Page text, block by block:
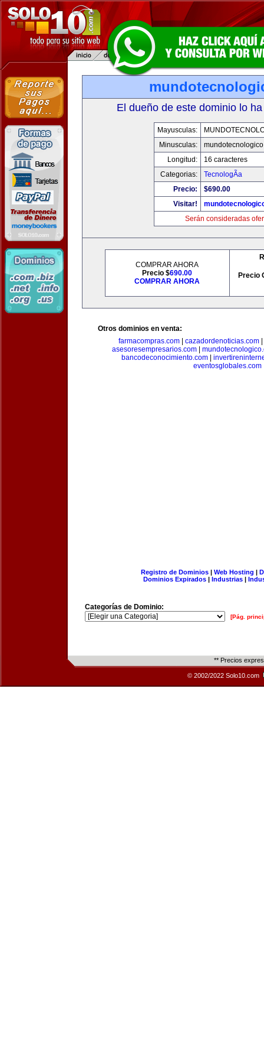
El dueño de este dominio lo
Mayusculas:
Minusculas:
Longitud:
16 caracteres
Categorias:
TecnologÃ­a
Precio:
$690.00
Visitar!
Serán consideradas
COMPRAR AHORA
Precio $690.00
COMPRAR AHORA
Precio
Otros dominios en venta:
farmacompras.com
cazadordenoticias.com
asesoresempresarios.com
bancodeconocimiento.com
eventosglobales.com
Registro de Dominios| Web Hosting |
Dominios Expirados | Industrias |
Categorías de Dominio:
[Pág.
** Precios
© 2002/2022 Solo10.com